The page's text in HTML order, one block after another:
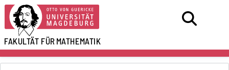
FAKULTÄT FÜRMATHEMATIK